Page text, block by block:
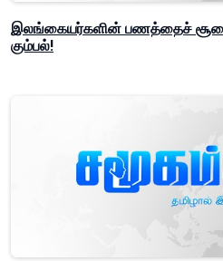
இலங்கையர்களின் பணத்தைச்
கும்பல்!